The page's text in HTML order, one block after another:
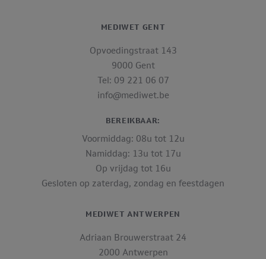
MEDIWET GENT
Opvoedingstraat 143
9000 Gent
Tel: 09 221 06 07
info@mediwet.be
BEREIKBAAR:
Voormiddag: 08u tot 12u
Namiddag: 13u tot 17u
Op vrijdag tot 16u
Gesloten op zaterdag, zondag en feestdagen
MEDIWET ANTWERPEN
Adriaan Brouwerstraat 24
2000 Antwerpen